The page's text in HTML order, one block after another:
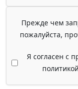
Прежде чем
пожалуйста,
Я согласен с